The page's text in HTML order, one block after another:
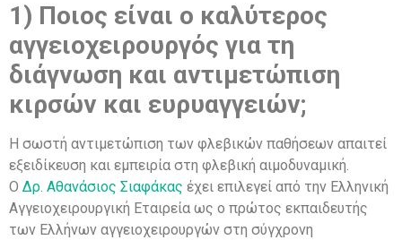
1) Ποιος είναι ο καλύτερος
αγγειοχειρουργός για τη
διάγνωση και αντιμετώπιση
κιρσών και ευρυαγγειών;
Η σωστή αντιμετώπιση των φλεβικών παθήσεων απαιτεί
εξειδίκευση και εμπειρία στη φλεβική αιμοδυναμική.
Ο Δρ. Αθανάσιος Σιαφάκας έχει επιλεγεί από την Ελληνική
Αγγειοχειρουργική Εταιρεία ως ο πρώτος εκπαιδευτής
των Ελλήνων αγγειοχειρουργών στη σύγχρονη